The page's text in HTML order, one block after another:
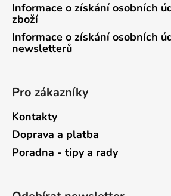
Informace o získání osobních
zboží
Informace o získání osobních
newsletterů
Pro zákazníky
Kontakty
Doprava a platba
Poradna - tipy a rady